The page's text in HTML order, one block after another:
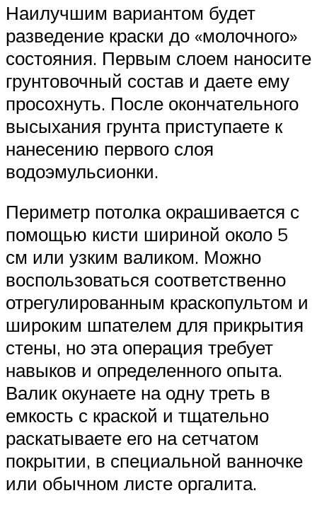
Наилучшим вариантом будет
разведение краски до «молочного»
состояния. Первым слоем наносите
грунтовочный состав и даете ему
просохнуть. После окончательного
высыхания грунта приступаете к
нанесению первого слоя
водоэмульсионки.
Периметр потолка окрашивается с
помощью кисти шириной около 5
см или узким валиком. Можно
воспользоваться соответственно
отрегулированным краскопультом и
широким шпателем для прикрытия
стены, но эта операция требует
навыков и определенного опыта.
Валик окунаете на одну треть в
емкость с краской и тщательно
раскатываете его на сетчатом
покрытии, в специальной ванночке
или обычном листе оргалита.